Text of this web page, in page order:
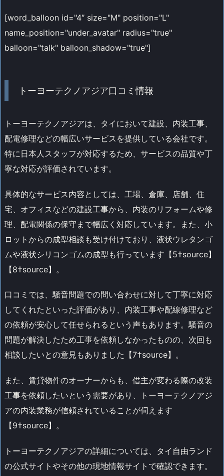
[word_balloon id="4″ size="M" position="L"
name_position="under_avatar" radius="true"
balloon="talk" balloon_shadow="true"]
トーヨーテクノアジア口コミ情報
トーヨーテクノアジアは、タイにおいて建設、内装工事、
配電修理などの幅広いサービスを提供している会社です。
特に日本人スタッフが対応するため、サービスの品質や丁
寧な対応が評価されています。
具体的なサービス内容としては、工場、倉庫、店舗、住
宅、オフィスなどの建設工事から、内装のリフォームや修
理、配電関係の保守まで幅広く対応しています。また、小
ロットからの成型相談も受け付けており、液状ウレタンゴ
ムや液状シリコンゴムの成型も行っています【5†source】
【8†source】。
口コミでは、騒音問題での問い合わせに対して丁寧に対応
してくれたといった評価があり、内装工事や配線修理など
の依頼が安心して任せられるという声もあります。騒音の
問題が解決したため工事を依頼しなかったものの、次回も
相談したいとの意見もありました【7†source】。
また、賃貸物件のオーナーからも、借主が変わる際の改装
工事を依頼したいという需要があり、トーヨーテクノアジ
アの内装業務が信頼されていることが伺えます
【9†source】。
トーヨーテクノアジアの詳細については、タイ自由ランド
の公式サイトやその他の現地情報サイトで確認できます。